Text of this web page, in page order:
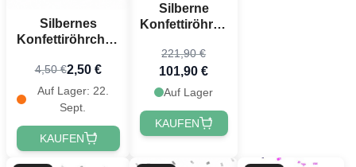
Silbernes
Konfettiröhrchen
PartyVikings -
Metallic
Rechteckig
4,50 €2,50 €
Auf Lager: 22.
Sept.
KAUFEN
Silberne
Konfettiröhren
PartyVikings
50x - Metallic
Rechteckig
221,90 €
101,90 €
Auf Lager
KAUFEN